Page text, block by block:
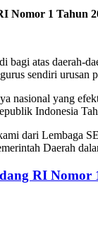
Nomor 1 Tahun
bagi atas daerah-
sendiri urusan
nasional yang
Indonesia
dari
Daerah
RI Nomor